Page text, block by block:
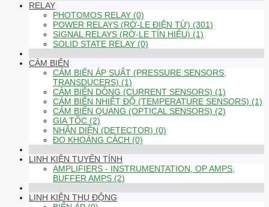
RELAY
PHOTOMOS RELAY (0)
POWER RELAYS (RỜ-LE ĐIỆN TỪ) (301)
SIGNAL RELAYS (RỜ-LE TÍN HIỆU) (1)
SOLID STATE RELAY (0)
CẢM BIẾN
CẢM BIẾN ÁP SUẤT (PRESSURE SENSORS,
TRANSDUCERS) (1)
CẢM BIẾN DÒNG (CURRENT SENSORS) (1)
CẢM BIẾN NHIỆT ĐỘ (TEMPERATURE SENSORS) (1)
CẢM BIẾN QUANG (OPTICAL SENSORS) (2)
GIA TỐC (2)
NHẬN DIỆN (DETECTOR) (0)
ĐO KHOẢNG CÁCH (0)
LINH KIỆN TUYẾN TÍNH
AMPLIFIERS - INSTRUMENTATION, OP AMPS,
BUFFER AMPS (2)
LINH KIỆN THỤ ĐỘNG